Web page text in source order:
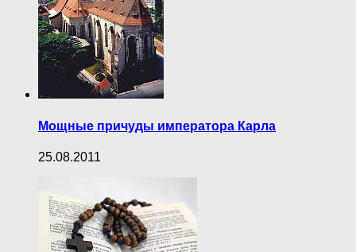
Мощные причуды императора Карла
25.08.2011